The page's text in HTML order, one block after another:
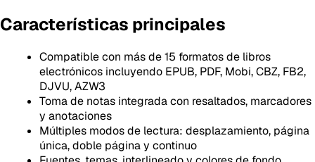
Características principales
Compatible con más de 15 formatos de libros
electrónicos incluyendo EPUB, PDF, Mobi, CBZ, FB2,
DJVU, AZW3
Toma de notas integrada con resaltados, marcadores
y anotaciones
Múltiples modos de lectura: desplazamiento, página
única, doble página y continuo